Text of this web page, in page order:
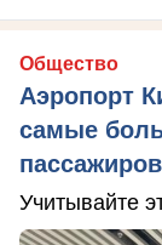
Общество
Аэропорт
самые
пассажиров
Учитывайте